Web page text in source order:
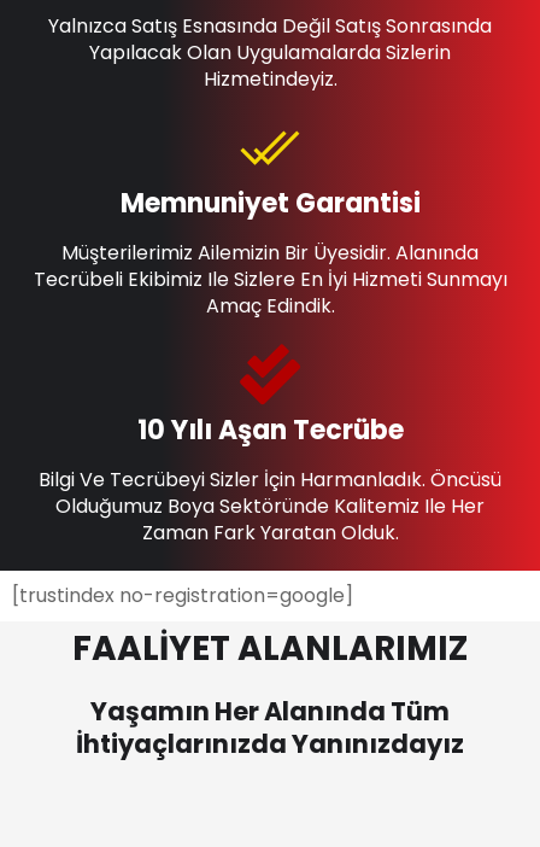
10 Yılı Aşan Tecrübe
Bilgi Ve Tecrübeyi Sizler İçin Harmanladık. Öncüsü
Olduğumuz Boya Sektöründe Kalitemiz Ile Her
Zaman Fark Yaratan Olduk.
Memnuniyet Garantisi
Müşterilerimiz Ailemizin Bir Üyesidir. Alanında
Tecrübeli Ekibimiz Ile Sizlere En İyi Hizmeti Sunmayı
Amaç Edindik.
Yalnızca Satış Esnasında Değil Satış Sonrasında
Yapılacak Olan Uygulamalarda Sizlerin
Hizmetindeyiz.
[trustindex no-registration=google]
FAALİYET ALANLARIMIZ
Yaşamın Her Alanında Tüm
İhtiyaçlarınızda Yanınızdayız